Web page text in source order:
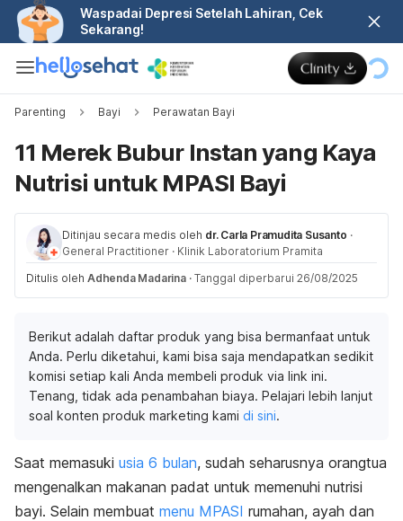
Waspadai Depresi Setelah Lahiran, Cek
Sekarang!
Parenting Bayi Perawatan Bayi
11 Merek Bubur Instan yang Kaya
Nutrisi untuk MPASI Bayi
Ditinjau secara medis oleh dr. Carla Pramudita Susanto ·
General Practitioner · Klinik Laboratorium Pramita
Ditulis oleh Adhenda Madarina · Tanggal diperbarui 26/08/2025
Berikut adalah daftar produk yang bisa bermanfaat untuk
Anda. Perlu diketahui, kami bisa saja mendapatkan sedikit
komisi setiap kali Anda membeli produk via link ini.
Tenang, tidak ada penambahan biaya. Pelajari lebih lanjut
soal konten produk marketing kami di sini.
Saat memasuki usia 6 bulan, sudah seharusnya orangtua
mengenalkan makanan padat untuk memenuhi nutrisi
bayi. Selain membuat menu MPASI rumahan, ayah dan